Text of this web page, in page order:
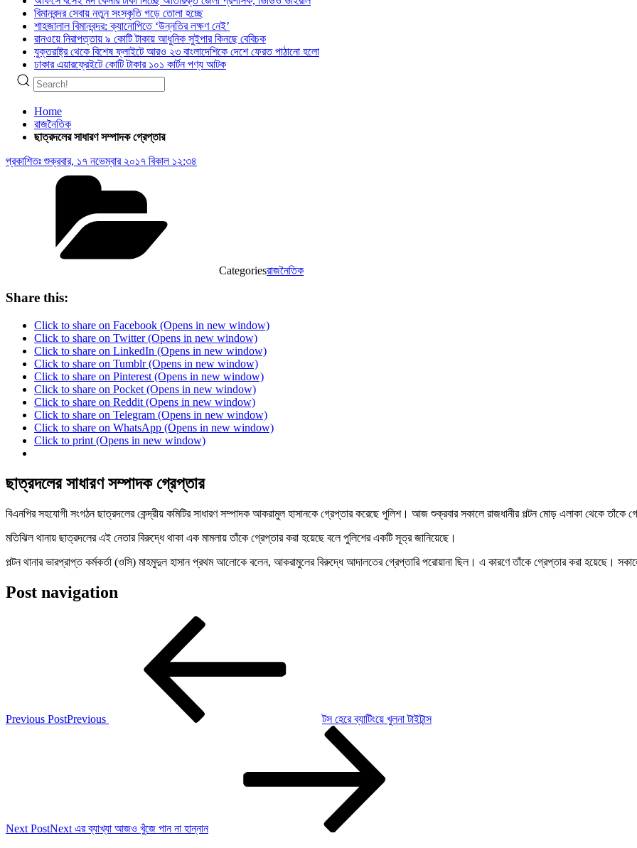
বিমানবন্দর সেবায় নতুন সংস্কৃতি গড়ে তোলা হচ্ছে
শাহজালাল বিমানবন্দর: ক্যানোপিতে ‘উন্নতির লক্ষণ নেই’
রানওয়ে নিরাপত্তায় ৯ কোটি টাকায় আধুনিক সুইপার কিনছে বেবিচক
যুক্তরাষ্ট্র থেকে বিশেষ ফ্লাইটে আরও ২৩ বাংলাদেশিকে দেশে ফেরত পাঠানো হলো
ঢাকার এয়ারফ্রেইটে কোটি টাকার ১০১ কার্টন পণ্য আটক
Home
রাজনৈতিক
ছাত্রদলের সাধারণ সম্পাদক গ্রেপ্তার
প্রকাশিতঃশুক্রবার, ১৭ নভেম্বার ২০১৭ বিকাল ১২:৩৪
Categoriesরাজনৈতিক
Share this:
Click to share on Facebook (Opens in new window)
Click to share on Twitter (Opens in new window)
Click to share on LinkedIn (Opens in new window)
Click to share on Tumblr (Opens in new window)
Click to share on Pinterest (Opens in new window)
Click to share on Pocket (Opens in new window)
Click to share on Reddit (Opens in new window)
Click to share on Telegram (Opens in new window)
Click to share on WhatsApp (Opens in new window)
Click to print (Opens in new window)
ছাত্রদলের সাধারণ সম্পাদক গ্রেপ্তার
বিএনপির সহযোগী সংগঠন ছাত্রদলের কেন্দ্রীয় কমিটির সাধারণ সম্পাদক আকরামুল হাসানকে গ্রেপ্তার করেছে পুলিশ। আজ শুক্রবার সকালে রাজধানীর পল্টন মোড় এলাকা থেকে তাঁকে
মতিঝিল থানায় ছাত্রদলের এই নেতার বিরুদ্ধে থাকা এক মামলায় তাঁকে গ্রেপ্তার করা হয়েছে বলে পুলিশের একটি সূত্র জানিয়েছে।
পল্টন থানার ভারপ্রাপ্ত কর্মকর্তা (ওসি) মাহমুদুল হাসান প্রথম আলোকে বলেন, আকরামুলের বিরুদ্ধে আদালতের গ্রেপ্তারি পরোয়ানা ছিল। এ কারণে তাঁকে গ্রেপ্তার করা হয়েছে।
Post navigation
Previous PostPrevious টস হেরে ব্যাটিংয়ে খুলনা টাইটান্স
Next PostNext এর ব্যাখ্যা আজও খুঁজে পান না হান্নান